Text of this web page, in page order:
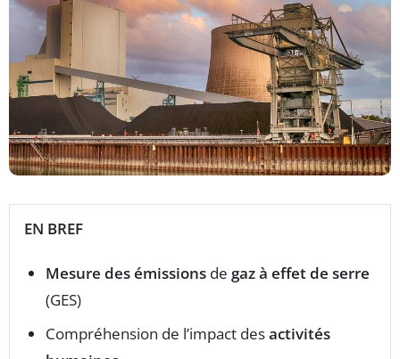
EN BREF
Mesure des émissions de gaz à effet de serre
(GES)
Compréhension de l’impact desactivités